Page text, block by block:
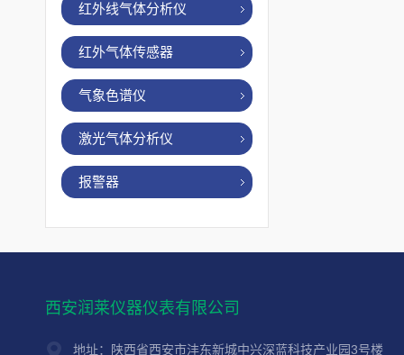
红外线气体分析仪
红外气体传感器
气象色谱仪
激光气体分析仪
报警器
西安润莱仪器仪表有限公司
地址：陕西省西安市沣东新城中兴深蓝科技产业园3号楼